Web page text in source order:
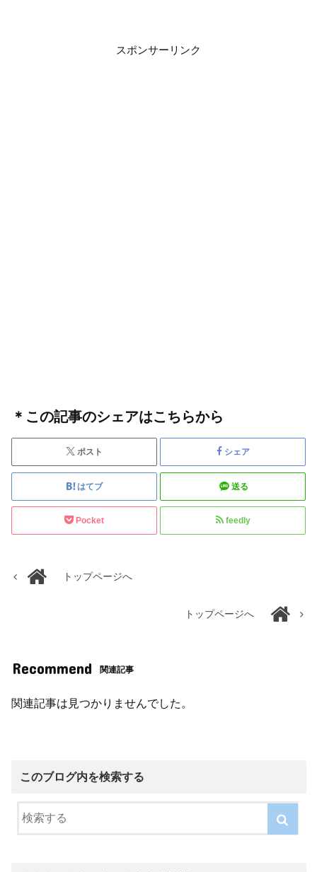
スポンサーリンク
＊この記事のシェアはこちらから
ポスト シェア
はてブ 送る
Pocket feedly
トップページへ
トップページへ
Recommend 関連記事
関連記事は見つかりませんでした。
このブログ内を検索する